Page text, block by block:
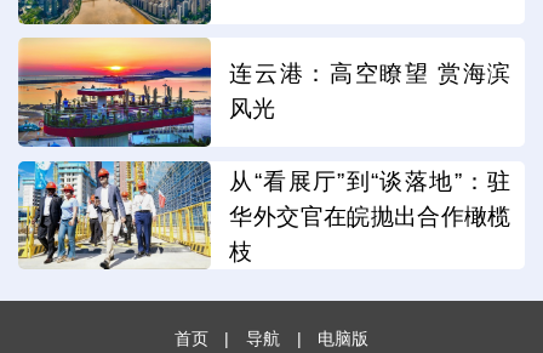
连云港：高空瞭望 赏海滨
风光
从“看展厅”到“谈落地”：驻
华外交官在皖抛出合作橄榄
枝
首页 | 导航 | 电脑版